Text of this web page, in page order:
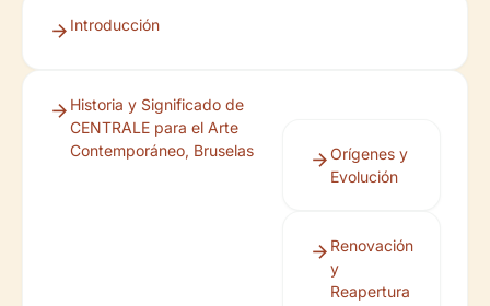
Introducción
Historia y Significado de
CENTRALE para el Arte
Contemporáneo, Bruselas
Orígenes y
Evolución
Renovación
y
Reapertura